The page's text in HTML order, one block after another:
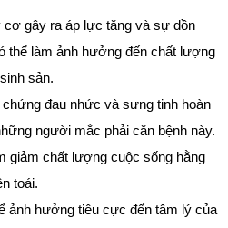
cơ gây ra áp lực tăng và sự dồn
thể làm ảnh hưởng đến chất lượng
sản.
đau nhức và sưng tinh hoàn
người mắc phải căn bệnh này.
giảm chất lượng cuộc sống hằng
toái.
ảnh hưởng tiêu cực đến tâm lý của